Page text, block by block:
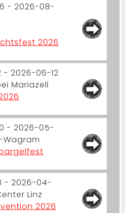
- 2026-08-
2026
- 2026-06-12
Mariazell
- 2026-05-
- 2026-04-
Linz
2026